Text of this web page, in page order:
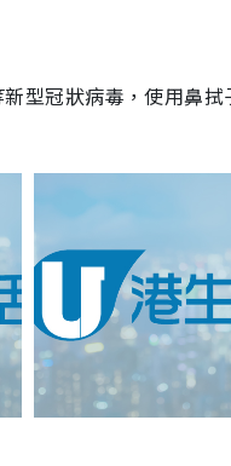
型冠狀病毒，使用鼻拭